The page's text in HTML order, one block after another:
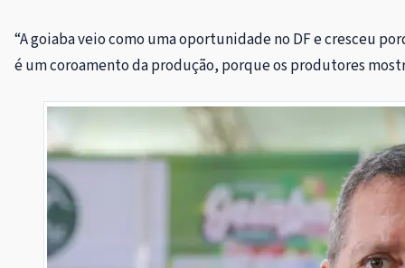
“A goiaba veio como uma oportunidade no DF e cresceu
é um coroamento da produção, porque os produtores